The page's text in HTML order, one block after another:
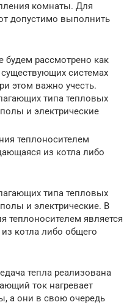
комнаты. Для
допустимо выполнить
будем рассмотрено как
системах
этом важно учесть.
типа тепловых
и электрические
теплоносителем
из котла либо
типа тепловых
и электрические. В
теплоносителем является
котла либо общего
тепла реализована
ток нагревает
а они в свою очередь